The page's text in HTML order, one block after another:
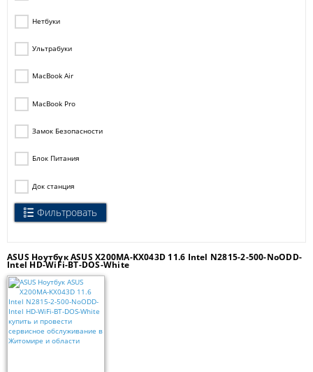
Нетбуки
Ультрабуки
MacBook Air
MacBook Pro
Замок Безопасности
Блок Питания
Док станция
Фильтровать
ASUS Ноутбук ASUS X200MA-KX043D 11.6 Intel N2815-2-500-NoODD-
Intel HD-WiFi-BT-DOS-White